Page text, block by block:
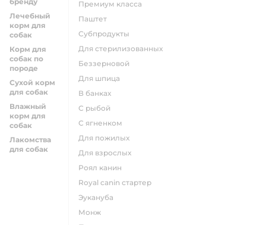
Лечебный
корм для
собак
Корм для
собак по
породе
Сухой корм
для собак
Влажный
корм для
собак
Лакомства
для собак
премиум класса
паштет
субпродукты
для стерилизованных
беззерновой
для шпица
в банках
с рыбой
с ягненком
для пожилых
для взрослых
роял канин
Royal canin стартер
эукануба
монж